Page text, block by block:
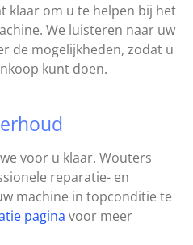
klaar om u te helpen bij het
We luisteren naar uw
de mogelijkheden, zodat u
kunt doen.
voor u klaar. Wouters
reparatie- en
machine in topconditie te
pagina voor meer